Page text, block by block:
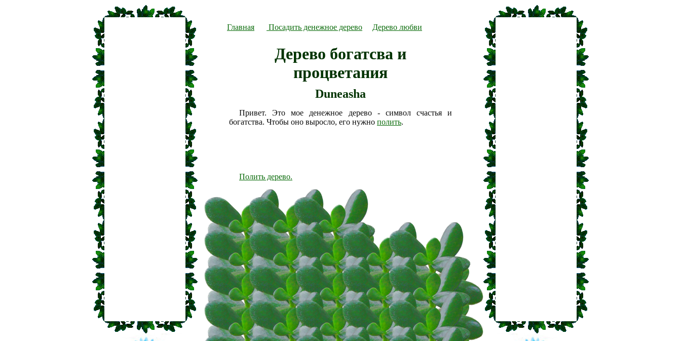
Главная Посадить денежное дерево Дерево любви
Дерево богатсва и
процветания
Duneasha
Привет. Это мое денежное дерево - символ счастья и
богатства. Чтобы оно выросло, его нужно полить.
Полить дерево.